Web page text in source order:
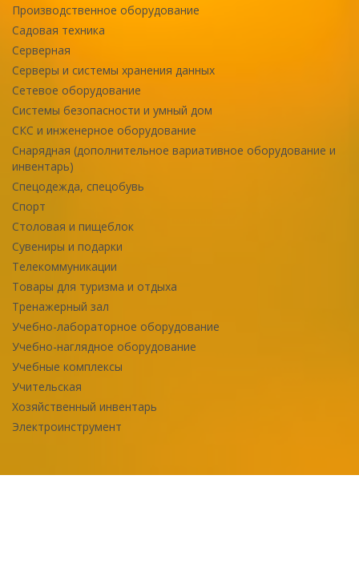
Производственное оборудование
Садовая техника
Серверная
Серверы и системы хранения данных
Сетевое оборудование
Системы безопасности и умный дом
СКС и инженерное оборудование
Снарядная (дополнительное вариативное оборудование и
инвентарь)
Спецодежда, спецобувь
Спорт
Столовая и пищеблок
Сувениры и подарки
Телекоммуникации
Товары для туризма и отдыха
Тренажерный зал
Учебно-лабораторное оборудование
Учебно-наглядное оборудование
Учебные комплексы
Учительская
Хозяйственный инвентарь
Электроинструмент